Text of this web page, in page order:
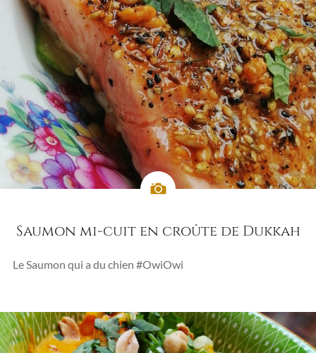
Saumon mi-cuit en croûte de Dukkah
Le Saumon qui a du chien #OwiOwi